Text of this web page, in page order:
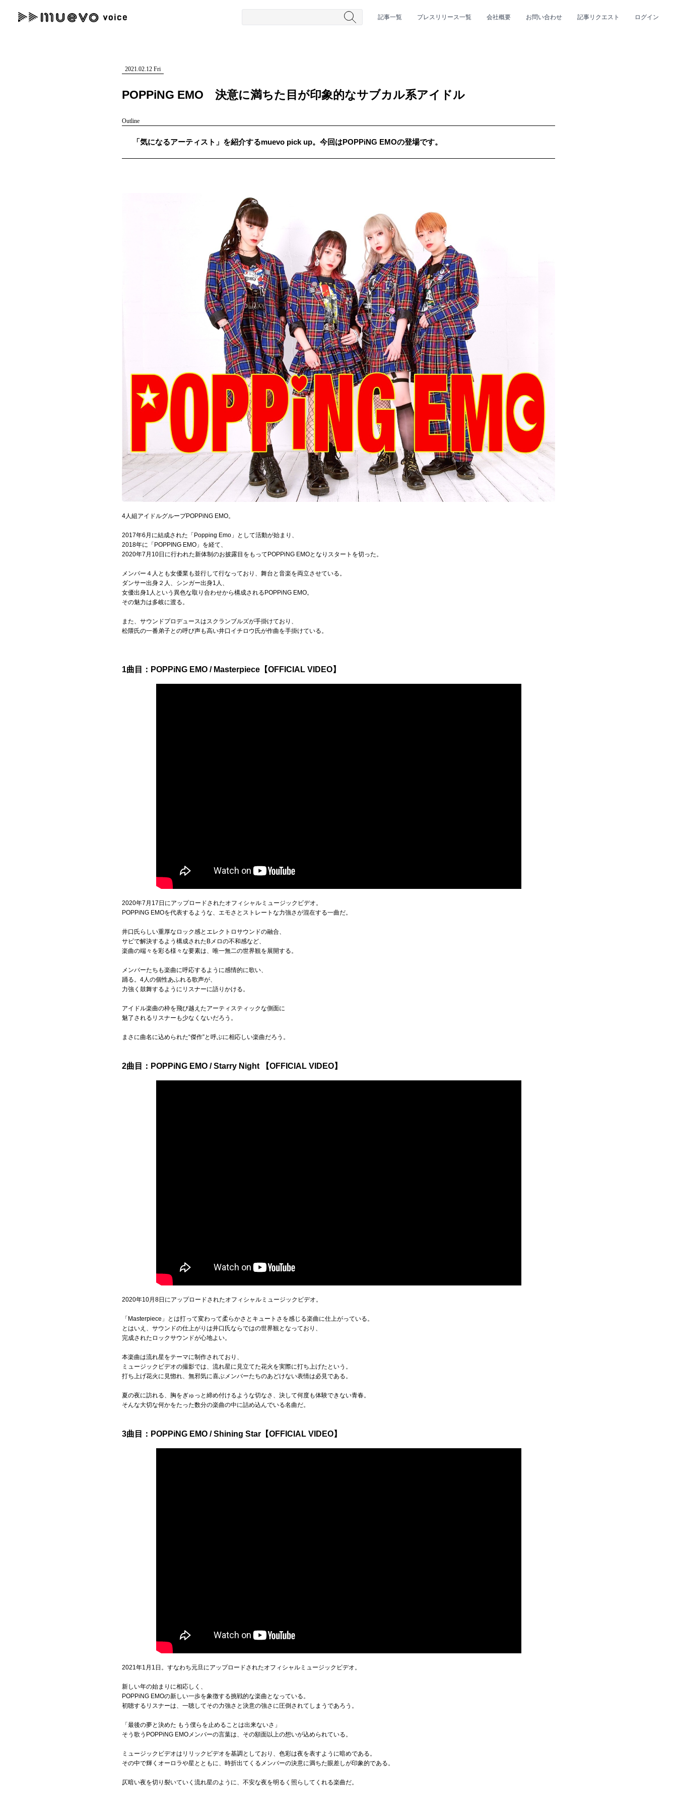
記事一覧 プレスリリース一覧 会社概要 お問い合わせ 記事リクエスト ログイン
#女性SSW #ロック #男性シンガー #HR/HM #女性シンガー #ヒップホップ #男性シンガーグループ #R&B/ソウル
"読者の声を形にする”音楽特化メディア
2021.02.12 Fri
POPPiNG EMO 決意に満ちた目が印象的なサブカル系アイドル
Outline
「気になるアーティスト」を紹介するmuevo pick up。今回はPOPPiNG EMOの登場です。
4人組アイドルグループPOPPiNG EMO。
2017年6月に結成された「Popping Emo」として活動が始まり、
2018年に「POPPING EMO」を経て、
2020年7月10日に行われた新体制のお披露目をもってPOPPiNG EMOとなりスタートを切った。
メンバー４人とも女優業も並行して行なっており、舞台と音楽を両立させている。
ダンサー出身２人、シンガー出身1人、
女優出身1人という異色な取り合わせから構成されるPOPPiNG EMO。
その魅力は多岐に渡る。
また、サウンドプロデュースはスクランブルズが手掛けており、
松隈氏の一番弟子との呼び声も高い井口イチロウ氏が作曲を手掛けている。
1曲目：POPPiNG EMO / Masterpiece【OFFICIAL VIDEO】
2020年7月17日にアップロードされたオフィシャルミュージックビデオ。
POPPiNG EMOを代表するような、エモさとストレートな力強さが混在する一曲だ。
井口氏らしい重厚なロック感とエレクトロサウンドの融合、
サビで解決するよう構成されたBメロの不和感など、
楽曲の端々を彩る様々な要素は、唯一無二の世界観を展開する。
メンバーたちも楽曲に呼応するように感情的に歌い、
踊る。4人の個性あふれる歌声が、
力強く鼓舞するようにリスナーに語りかける。
アイドル楽曲の枠を飛び越えたアーティスティックな側面に
魅了されるリスナーも少なくないだろう。
まさに曲名に込められた“傑作”と呼ぶに相応しい楽曲だろう。
2曲目：POPPiNG EMO / Starry Night 【OFFICIAL VIDEO】
2020年10月8日にアップロードされたオフィシャルミュージックビデオ。
「Masterpiece」とは打って変わって柔らかさとキュートさを感じる楽曲に仕上がっている。
とはいえ、サウンドの仕上がりは井口氏ならではの世界観となっており、
完成されたロックサウンドが心地よい。
本楽曲は流れ星をテーマに制作されており、
ミュージックビデオの撮影では、流れ星に見立てた花火を実際に打ち上げたという。
打ち上げ花火に見惚れ、無邪気に喜ぶメンバーたちのあどけない表情は必見である。
夏の夜に訪れる、胸をぎゅっと締め付けるような切なさ、決して何度も体験できない青春。
そんな大切な何かをたった数分の楽曲の中に詰め込んでいる名曲だ。
3曲目：POPPiNG EMO / Shining Star【OFFICIAL VIDEO】
2021年1月1日。すなわち元旦にアップロードされたオフィシャルミュージックビデオ。
新しい年の始まりに相応しく、
POPPiNG EMOの新しい一歩を象徴する挑戦的な楽曲となっている。
初聴するリスナーは、一聴してその力強さと決意の強さに圧倒されてしまうであろう。
「最後の夢と決めた もう僕らを止めることは出来ないさ」
そう歌うPOPPiNG EMOメンバーの言葉は、その額面以上の想いが込められている。
ミュージックビデオはリリックビデオを基調としており、色彩は夜を表すように暗めである。
その中で輝くオーロラや星とともに、時折出てくるメンバーの決意に満ちた眼差しが印象的である。
仄暗い夜を切り裂いていく流れ星のように、不安な夜を明るく照らしてくれる楽曲だ。